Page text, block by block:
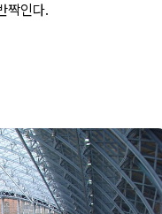
짝인다.